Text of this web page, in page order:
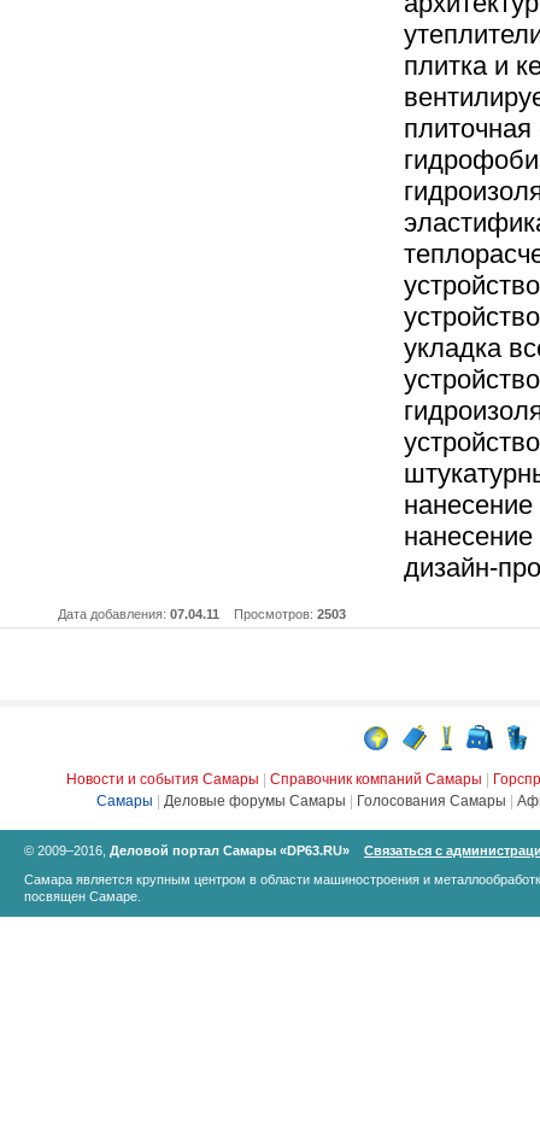
плитка и
укладка
дизайн-
Дата добавления: 07.04.11 Просмотров: 2503
Новости и события Самары Справочник компаний Самары
Самары
Деловые форумы Самары Голосования Самары
© 2009–2016, Деловой портал Самары «DP63.RU»
Связаться с
Самара является крупным центром в области машиностроения и
посвящен Самаре.